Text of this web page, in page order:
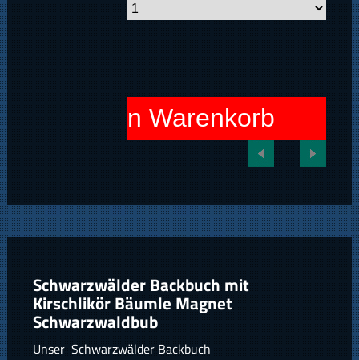
In den Warenkorb
Schwarzwälder Backbuch mit
Kirschlikör Bäumle Magnet
Schwarzwaldbub
Unser Schwarzwälder Backbuch